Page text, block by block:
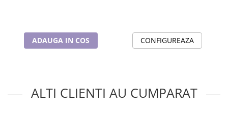
ADAUGA IN COS CONFIGUREAZA
ALTI CLIENTI AU CUMPARAT